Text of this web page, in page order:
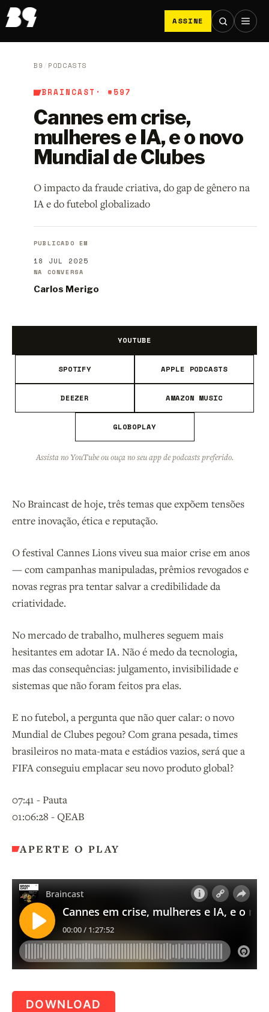
ASSINE
B9 / PODCASTS
BRAINCAST · #597
Cannes em crise,
mulheres e IA, e o novo
Mundial de Clubes
O impacto da fraude criativa, do gap de gênero na
IA e do futebol globalizado
PUBLICADO EM
18 JUL 2025
NA CONVERSA
Carlos Merigo
YOUTUBE
SPOTIFY APPLE PODCASTS
DEEZER AMAZON MUSIC
GLOBOPLAY
Assista no YouTube ou ouça no seu app de podcasts preferido.
No Braincast de hoje, três temas que expõem tensões
entre inovação, ética e reputação.
O festival Cannes Lions viveu sua maior crise em anos
— com campanhas manipuladas, prêmios revogados e
novas regras pra tentar salvar a credibilidade da
criatividade.
No mercado de trabalho, mulheres seguem mais
hesitantes em adotar IA. Não é medo da tecnologia,
mas das consequências: julgamento, invisibilidade e
sistemas que não foram feitos pra elas.
E no futebol, a pergunta que não quer calar: o novo
Mundial de Clubes pegou? Com grana pesada, times
brasileiros no mata-mata e estádios vazios, será que a
FIFA conseguiu emplacar seu novo produto global?
07:41 - Pauta
01:06:28 - QEAB
APERTE O PLAY
DOWNLOAD